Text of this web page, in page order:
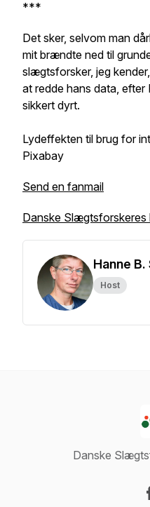
***
Det sker, selvom man
mit brændte ned til
slægtsforsker, jeg
at redde hans data,
sikkert dyrt.
Lydeffekten til brug for
Pixabay
Send en fanmail
Danske Slægtsforskeres
Hanne
Host
Danske